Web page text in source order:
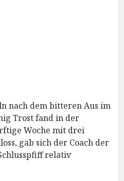
nach dem bitteren Aus im
Trost fand in der
Woche mit drei
gab sich der Coach der
relativ